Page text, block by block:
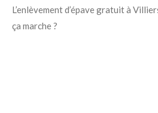
L’enlèvement d’épave gratuit à
ça marche ?